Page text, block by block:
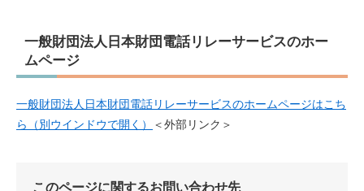
一般財団法人日本財団電話リレーサービスのホー
ムページ
一般財団法人日本財団電話リレーサービスのホームページはこち
ら（別ウインドウで開く）​
＜外部リンク＞
このページに関するお問い合わせ先